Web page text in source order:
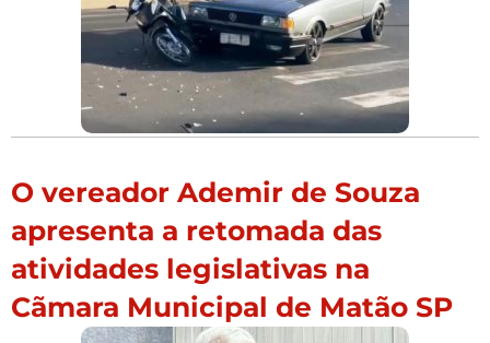
O vereador Ademir de Souza
apresenta a retomada das
atividades legislativas na
Cãmara Municipal de Matão SP